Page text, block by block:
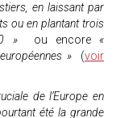
en laissant par
ou en plantant trois
» ou encore «
»
(voir
de l’Europe en
été la grande